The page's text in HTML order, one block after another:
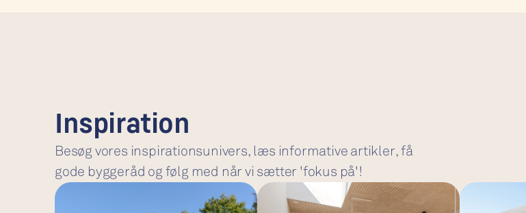
Inspiration
Besøg vores inspirationsunivers, læs informative artikler, få
gode byggeråd og følg med når vi sætter 'fokus på'!